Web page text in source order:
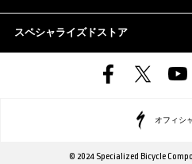
スペシャライズドストア
オフィシ
© 2024 Specialized Bicycle